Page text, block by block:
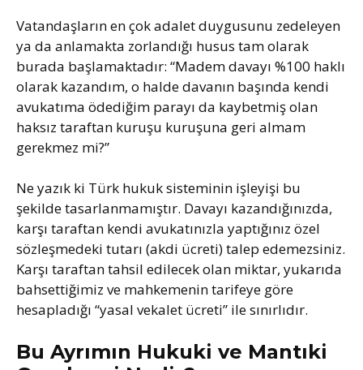
Vatandaşların en çok adalet duygusunu zedeleyen
ya da anlamakta zorlandığı husus tam olarak
burada başlamaktadır: “Madem davayı %100 haklı
olarak kazandım, o halde davanın başında kendi
avukatıma ödediğim parayı da kaybetmiş olan
haksız taraftan kuruşu kuruşuna geri almam
gerekmez mi?”
Ne yazık ki Türk hukuk sisteminin işleyişi bu
şekilde tasarlanmamıştır. Davayı kazandığınızda,
karşı taraftan kendi avukatınızla yaptığınız özel
sözleşmedeki tutarı (akdi ücreti) talep edemezsiniz.
Karşı taraftan tahsil edilecek olan miktar, yukarıda
bahsettiğimiz ve mahkemenin tarifeye göre
hesapladığı “yasal vekalet ücreti” ile sınırlıdır.
Bu Ayrımın Hukuki ve Mantıki